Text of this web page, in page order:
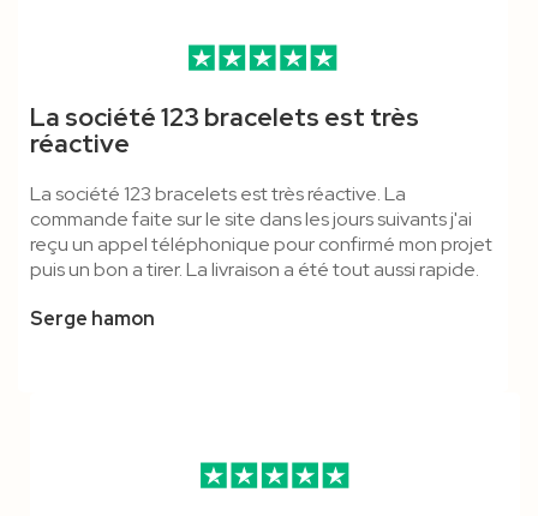
Boucle Détachable & Anti-
Polyester
Bague Plastique - Marqué
Lanyard Polyester
CB
Polyester
Écologique
La société 123 bracelets est très
réactive
La société 123 bracelets est très réactive. La
commande faite sur le site dans les jours suivants j'ai
reçu un appel téléphonique pour confirmé mon projet
puis un bon a tirer. La livraison a été tout aussi rapide.
Serge hamon